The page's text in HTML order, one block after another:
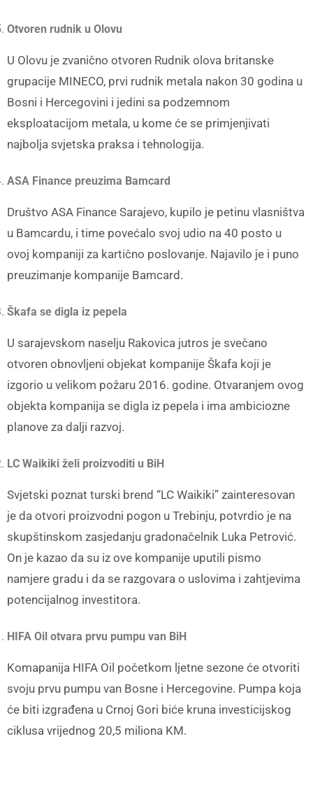
Otvoren rudnik u Olovu
U Olovu je zvanično otvoren Rudnik olova britanske
grupacije MINECO, prvi rudnik metala nakon 30 godina u
Bosni i Hercegovini i jedini sa podzemnom
eksploatacijom metala, u kome će se primjenjivati
najbolja svjetska praksa i tehnologija.
ASA Finance preuzima Bamcard
Društvo ASA Finance Sarajevo, kupilo je petinu vlasništva
u Bamcardu, i time povećalo svoj udio na 40 posto u
ovoj kompaniji za kartično poslovanje. Najavilo je i puno
preuzimanje kompanije Bamcard.
Škafa se digla iz pepela
U sarajevskom naselju Rakovica jutros je svečano
otvoren obnovljeni objekat kompanije Škafa koji je
izgorio u velikom požaru 2016. godine. Otvaranjem ovog
objekta kompanija se digla iz pepela i ima ambiciozne
planove za dalji razvoj.
LC Waikiki želi proizvoditi u BiH
Svjetski poznat turski brend “LC Waikiki” zainteresovan
je da otvori proizvodni pogon u Trebinju, potvrdio je na
skupštinskom zasjedanju gradonačelnik Luka Petrović.
On je kazao da su iz ove kompanije uputili pismo
namjere gradu i da se razgovara o uslovima i zahtjevima
potencijalnog investitora.
HIFA Oil otvara prvu pumpu van BiH
Komapanija HIFA Oil početkom ljetne sezone će otvoriti
svoju prvu pumpu van Bosne i Hercegovine. Pumpa koja
će biti izgrađena u Crnoj Gori biće kruna investicijskog
ciklusa vrijednog 20,5 miliona KM.